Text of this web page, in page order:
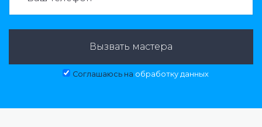
Вызвать мастера
Соглашаюсь на обработку данных